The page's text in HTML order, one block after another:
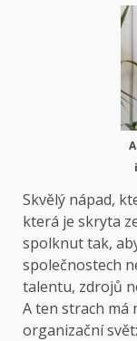
Skvělý nápad,
která je skryta
spolknut tak,
společnostech
talentu, zdrojů
A ten strach má
organizační svět